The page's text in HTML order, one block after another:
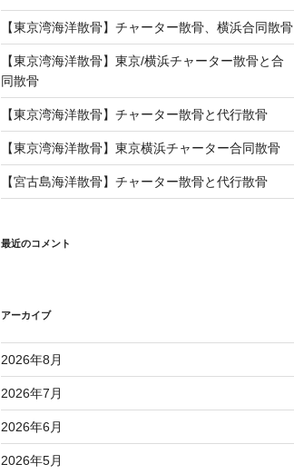
【東京湾海洋散骨】チャーター散骨、横浜合同散骨
【東京湾海洋散骨】東京/横浜チャーター散骨と合
同散骨
【東京湾海洋散骨】チャーター散骨と代行散骨
【東京湾海洋散骨】東京横浜チャーター合同散骨
【宮古島海洋散骨】チャーター散骨と代行散骨
最近のコメント
アーカイブ
2026年8月
2026年7月
2026年6月
2026年5月